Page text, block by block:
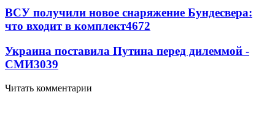
ВСУ получили новое снаряжение Бундесвера:
что входит в комплект4672
Украина поставила Путина перед дилеммой -
СМИ3039
Читать комментарии